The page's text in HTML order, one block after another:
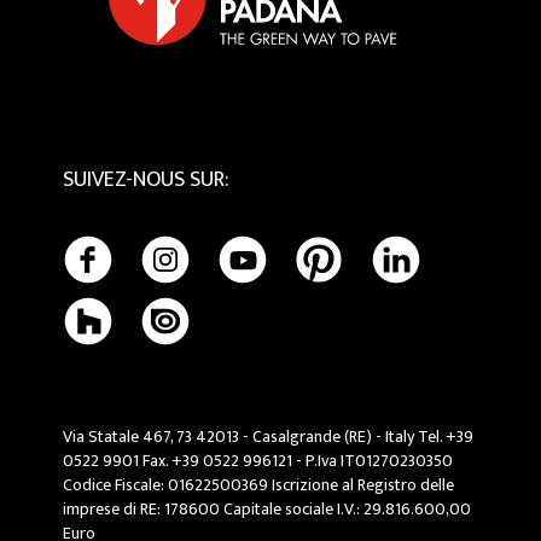
Entretien et Nettoyage
SUIVEZ-NOUS SUR:
Via Statale 467, 73 42013 - Casalgrande (RE) - Italy Tel. +39
0522 9901 Fax. +39 0522 996121 - P.Iva IT01270230350
Codice Fiscale: 01622500369 Iscrizione al Registro delle
imprese di RE: 178600 Capitale sociale I.V.: 29.816.600,00
Euro